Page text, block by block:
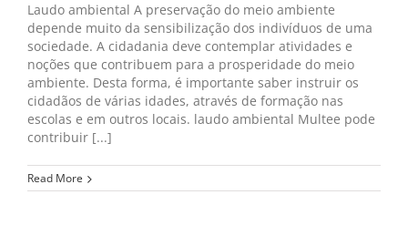
Laudo ambiental A preservação do meio ambiente
depende muito da sensibilização dos indivíduos de uma
sociedade. A cidadania deve contemplar atividades e
noções que contribuem para a prosperidade do meio
ambiente. Desta forma, é importante saber instruir os
cidadãos de várias idades, através de formação nas
escolas e em outros locais. laudo ambiental Multee pode
contribuir [...]
Read More